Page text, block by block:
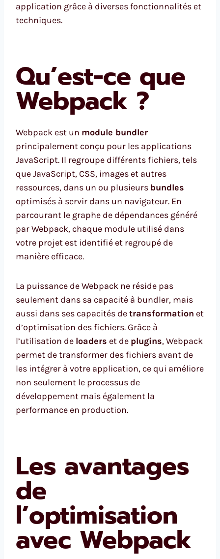
application grâce à diverses fonctionnalités et
techniques.
Qu’est-ce que
Webpack ?
Webpack est un module bundler
principalement conçu pour les applications
JavaScript. Il regroupe différents fichiers, tels
que JavaScript, CSS, images et autres
ressources, dans un ou plusieurs bundles
optimisés à servir dans un navigateur. En
parcourant le graphe de dépendances généré
par Webpack, chaque module utilisé dans
votre projet est identifié et regroupé de
manière efficace.
La puissance de Webpack ne réside pas
seulement dans sa capacité à bundler, mais
aussi dans ses capacités detransformation et
d’optimisation des fichiers. Grâce à
l’utilisation de loaders et de plugins, Webpack
permet de transformer des fichiers avant de
les intégrer à votre application, ce qui améliore
non seulement le processus de
développement mais également la
performance en production.
Les avantages
de
l’optimisation
avec Webpack